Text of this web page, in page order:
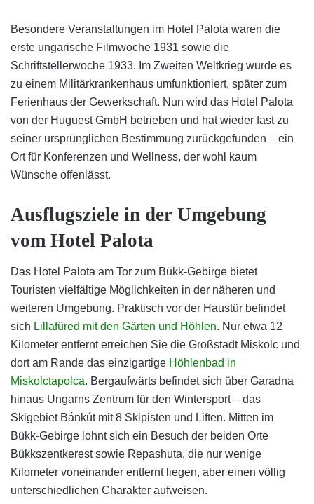
Besondere Veranstaltungen im Hotel Palota waren die
erste ungarische Filmwoche 1931 sowie die
Schriftstellerwoche 1933. Im Zweiten Weltkrieg wurde es
zu einem Militärkrankenhaus umfunktioniert, später zum
Ferienhaus der Gewerkschaft. Nun wird das Hotel Palota
von der Huguest GmbH betrieben und hat wieder fast zu
seiner ursprünglichen Bestimmung zurückgefunden – ein
Ort für Konferenzen und Wellness, der wohl kaum
Wünsche offenlässt.
Ausflugsziele in der Umgebung
vom Hotel Palota
Das Hotel Palota am Tor zum Bükk-Gebirge bietet
Touristen vielfältige Möglichkeiten in der näheren und
weiteren Umgebung. Praktisch vor der Haustür befindet
sich Lillafüred mit den Gärten und Höhlen. Nur etwa 12
Kilometer entfernt erreichen Sie die Großstadt Miskolc und
dort am Rande das einzigartige Höhlenbad in
Miskolctapolca. Bergaufwärts befindet sich über Garadna
hinaus Ungarns Zentrum für den Wintersport – das
Skigebiet Bánkút mit 8 Skipisten und Liften. Mitten im
Bükk-Gebirge lohnt sich ein Besuch der beiden Orte
Bükkszentkerest sowie Repashuta, die nur wenige
Kilometer voneinander entfernt liegen, aber einen völlig
unterschiedlichen Charakter aufweisen.